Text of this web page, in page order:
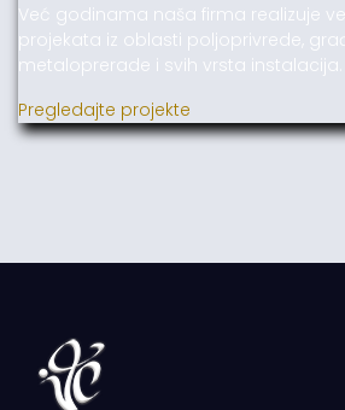
Već godinama naša firma realizuje
projekata iz oblasti poljoprivrede,
metaloprerade i svih vrsta instalacija.
Pregledajte projekte